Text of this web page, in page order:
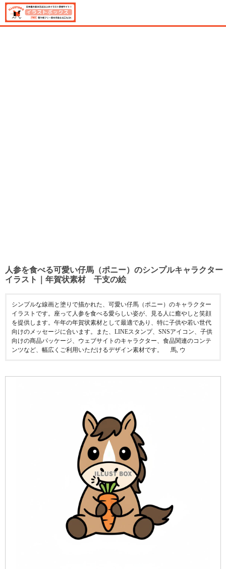
人参を食べる可愛い仔馬（ポニー）のシンプルキャラクター
イラスト｜年賀状素材 干支の絵
シンプルな線画と塗りで描かれた、可愛い仔馬（ポニー）のキャラクター
イラストです。座って人参を食べる愛らしい姿が、見る人に癒やしと笑顔
を提供します。午年の年賀状素材として最適であり、特に子供や若い世代
向けのメッセージに合います。また、LINEスタンプ、SNSアイコン、子供
向けの商品パッケージ、ウェブサイトのキャラクター、食品関連のコンテ
ンツなど、幅広くご利用いただけるデザイン素材です。 馬, ウ